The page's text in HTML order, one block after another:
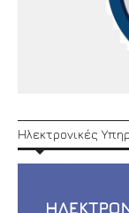
Ηλεκτρονικές